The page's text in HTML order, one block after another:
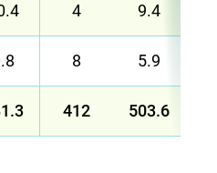
4 9.4
8 5.9
412 503.6